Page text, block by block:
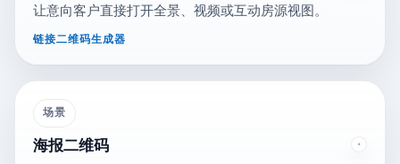
让意向客户直接打开全景、视频或互动房源视图。
链接二维码生成器
场景
海报二维码